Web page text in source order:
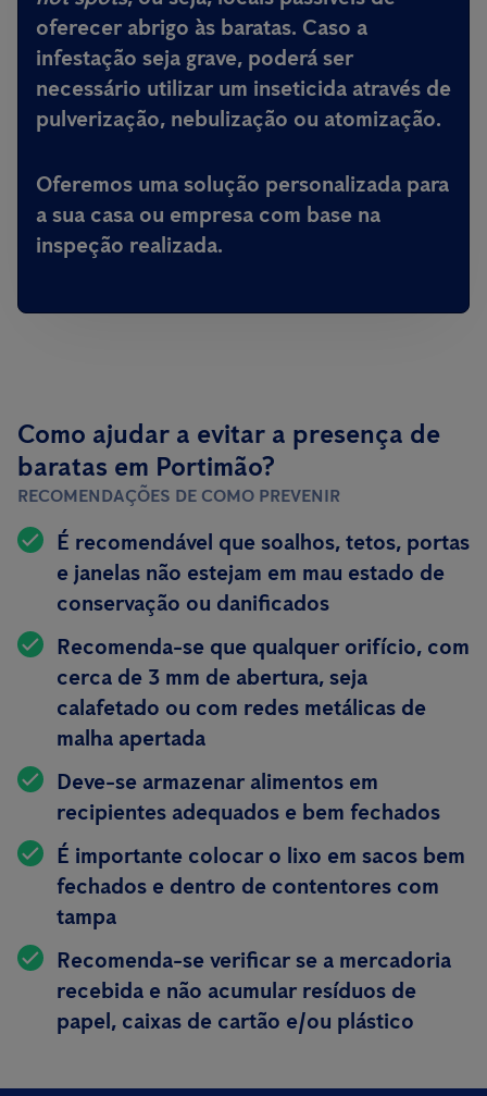
oferecer abrigo às baratas. Caso a
infestação seja grave, poderá ser
necessário utilizar um inseticida através de
pulverização, nebulização ou atomização.
Oferemos uma solução personalizada para
a sua casa ou empresa com base na
inspeção realizada.
Como ajudar a evitar a presença de
baratas em Portimão?
RECOMENDAÇÕES DE COMO PREVENIR
É recomendável que soalhos, tetos, portas
e janelas não estejam em mau estado de
conservação ou danificados
Recomenda-se que qualquer orifício, com
cerca de 3 mm de abertura, seja
calafetado ou com redes metálicas de
malha apertada
Deve-se armazenar alimentos em
recipientes adequados e bem fechados
É importante colocar o lixo em sacos bem
fechados e dentro de contentores com
tampa
Recomenda-se verificar se a mercadoria
recebida e não acumular resíduos de
papel, caixas de cartão e/ou plástico